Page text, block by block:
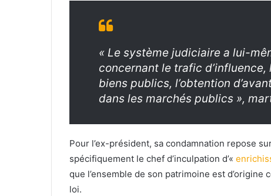
« Le système judiciaire a lui-
concernant le trafic
biens publics, l’obtention
dans les marchés publics »,
Pour l’ex-président, sa condamnation repose
spécifiquement le chef d’inculpation d’«
que l’ensemble de son patrimoine est
loi.